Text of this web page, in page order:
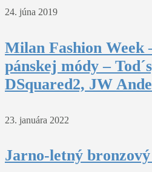
24. júna 2019
Milan Fashion Week
pánskej módy –
DSquared2, JW
23. januára 2022
Jarno-letný